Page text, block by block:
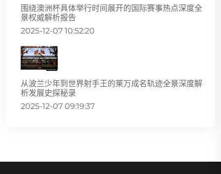
围绕澳洲杯具体举行时间展开的国际赛事热点深度全
景权威解析报告
2025-12-07 10:52:20
从波兰少年到世界射手王的莱万成名轨迹全景深度解
析发展史探秘录
2025-12-07 09:19:37